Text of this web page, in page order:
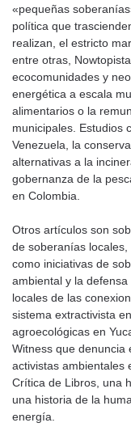
«pequeñas
política que
realizan, el estricto
entre otras,
ecocomunidades y
energética a escala
alimentarios o la
municipales. Estudios
Venezuela, la
alternativas a la
gobernanza de la
en Colombia.
Otros artículos son
de soberanías
como iniciativas de
ambiental y la
locales de las
sistema extractivista
agroecológicas en
Witness que denuncia
activistas ambientales
Crítica de Libros, una
una historia de la
energía.